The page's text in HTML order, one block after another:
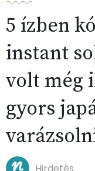
5 ízben
instant
volt még
gyors
Hirdetés